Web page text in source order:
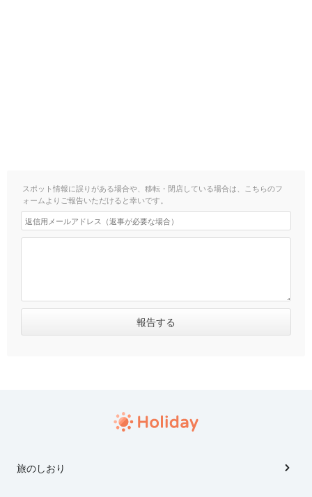
スポット情報に誤りがある場合や、移転・閉店している場合は、こちらのフ
ォームよりご報告いただけると幸いです。
旅のしおり